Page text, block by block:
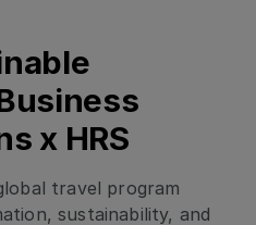
x HRS
travel program
sustainability, and
in Business Travel: